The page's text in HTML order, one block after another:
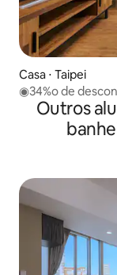
Casa ⋅ Taipei
◉34%o de
DongQu Luxury
Outros